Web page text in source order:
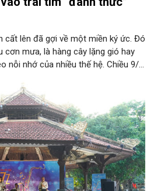
cất lên đã gợi về một miền ký ức. Đó
mưa, là hàng cây lặng gió hay
nỗi nhớ của nhiều thế hệ. Chiều 9/8,
Lý Thái Tổ, chương trình “Âm nhạc
gian như thế, nơi mỗi tác phẩm
về vẻ đẹp của con người và đời